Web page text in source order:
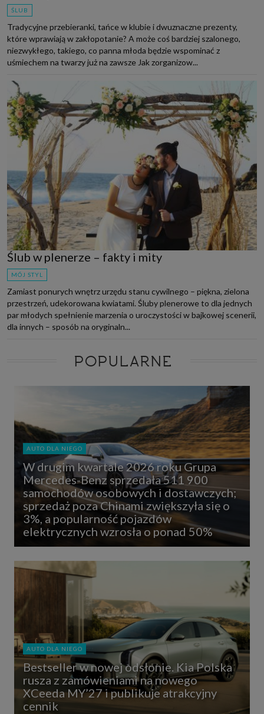
ŚLUB
Tradycyjne przebieranki, tańce w klubie i dwuznaczne prezenty,
które wprawiają w zakłopotanie? A może coś bardziej szalonego,
niezwykłego, takiego, co panna młoda będzie wspominać z
uśmiechem na twarzy już na zawsze Jak zorganizow...
Ślub w plenerze – fakty i mity
MÓJ STYL
Zamiast ponurych wnętrz urzędu stanu cywilnego – piękna, zielona
przestrzeń, udekorowana kwiatami. Śluby plenerowe to dla jednych
par młodych spełnienie marzenia o uroczystości w bajkowej scenerii,
dla innych – sposób na oryginaln...
POPULARNE
AUTO DLA NIEGO
W drugim kwartale 2026 roku Grupa
Mercedes-Benz sprzedała 511 900
samochodów osobowych i dostawczych;
sprzedaż poza Chinami zwiększyła się o
3%, a popularność pojazdów
elektrycznych wzrosła o ponad 50%
AUTO DLA NIEGO
Bestseller w nowej odsłonie. Kia Polska
rusza z zamówieniami na nowego
XCeeda MY’27 i publikuje atrakcyjny
cennik